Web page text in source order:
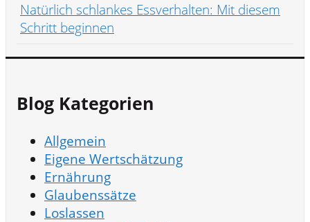
Natürlich schlankes Essverhalten: Mit diesem
Schritt beginnen
Blog Kategorien
Allgemein
Eigene Wertschätzung
Ernährung
Glaubenssätze
Loslassen